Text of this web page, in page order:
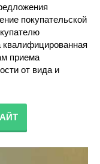
покупательской
квалифицированная
приема
от вида и